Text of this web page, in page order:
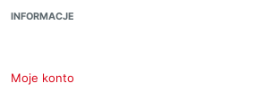
INFORMACJE
Moje konto